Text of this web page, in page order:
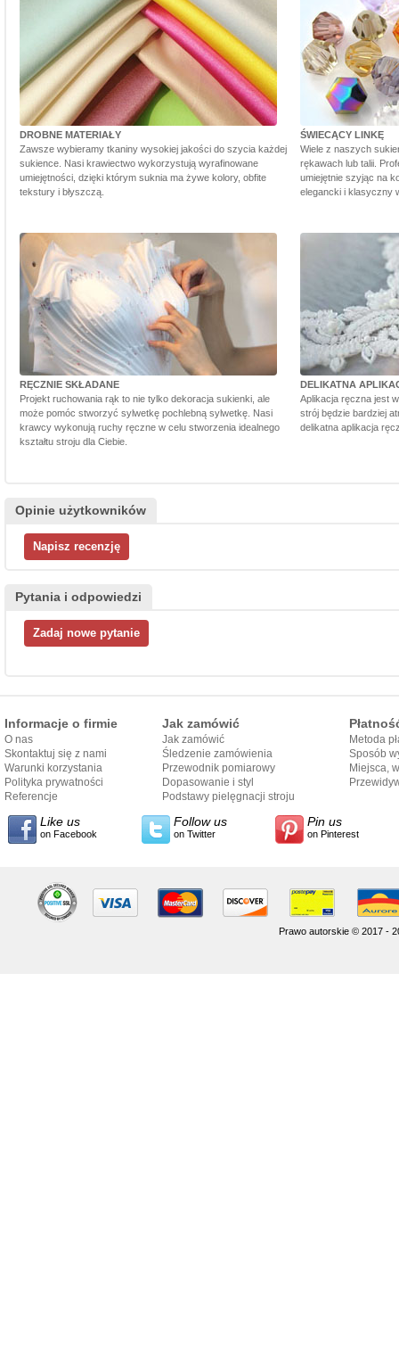
DROBNE MATERIAŁY
Zawsze wybieramy tkaniny wysokiej jakości do szycia każdej
sukience. Nasi krawiectwo wykorzystują wyrafinowane
umiejętności, dzięki którym suknia ma żywe kolory, obfite
tekstury i błyszczą.
ŚWIECĄCY LINKĘ
Wiele z naszych
rękawach lub talii.
umiejętnie szyjąc na
elegancki i klasyczny
RĘCZNIE SKŁADANE
Projekt ruchowania rąk to nie tylko dekoracja sukienki, ale
może pomóc stworzyć sylwetkę pochlebną sylwetkę. Nasi
krawcy wykonują ruchy ręczne w celu stworzenia idealnego
kształtu stroju dla Ciebie.
DELIKATNA
Aplikacja ręczna jest
strój będzie bardziej
delikatna aplikacja
Opinie użytkowników
Pytania i odpowiedzi
Informacje o firmie
O nas
Skontaktuj się z nami
Warunki korzystania
Polityka prywatności
Referencje
Jak zamówić
Jak zamówić
Śledzenie zamówienia
Przewodnik pomiarowy
Dopasowanie i styl
przewodnika
Podstawy pielęgnacji stroju
Metoda
Sposób
Miejsca,
Like us
on Facebook
Follow us
on Twitter
Pin us
on Pinterest
Prawo autorskie © 2017 -